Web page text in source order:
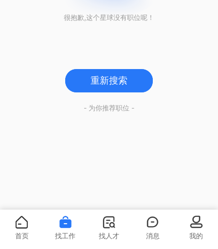
很抱歉,这个星球没有职位呢！
重新搜索
- 为你推荐职位 -
首页 找工作 找人才 消息 我的